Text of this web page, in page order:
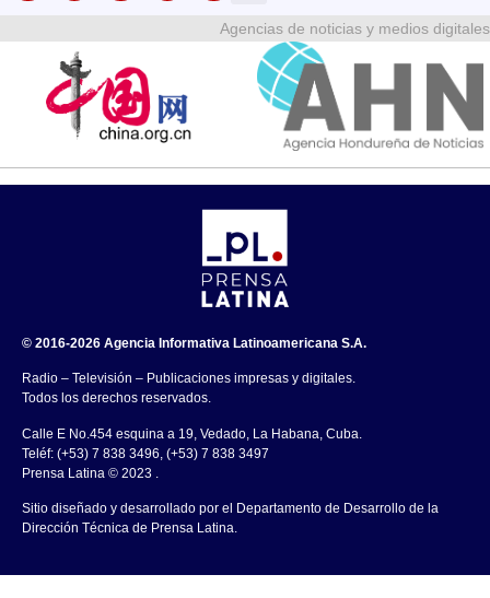
Agencias de noticias y medios digitales
© 2016-2026 Agencia Informativa Latinoamericana S.A.
Radio – Televisión – Publicaciones impresas y digitales.
Todos los derechos reservados.
Calle E No.454 esquina a 19, Vedado, La Habana, Cuba.
Teléf: (+53) 7 838 3496, (+53) 7 838 3497
Prensa Latina © 2023 .
Sitio diseñado y desarrollado por el Departamento de Desarrollo de la
Dirección Técnica de Prensa Latina.